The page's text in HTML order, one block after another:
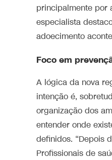
principalmente por
especialista
adoecimento
Foco em
A lógica da nova
intenção é,
organização dos
entender onde
definidos. “Depois
Profissionais de